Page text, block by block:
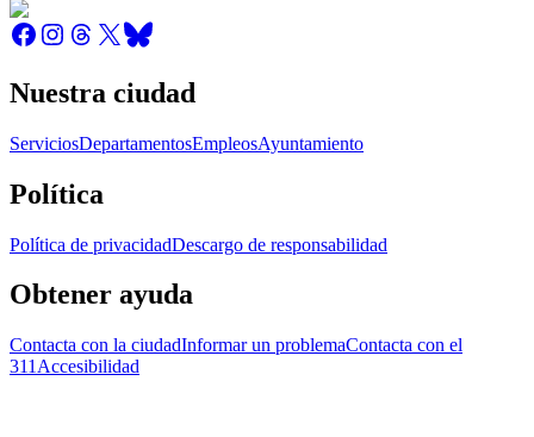
Nuestra ciudad
ServiciosDepartamentosEmpleosAyuntamiento
Política
Política de privacidadDescargo de responsabilidad
Obtener ayuda
Contacta con la ciudadInformar un problemaContacta con el
311 Accesibilidad